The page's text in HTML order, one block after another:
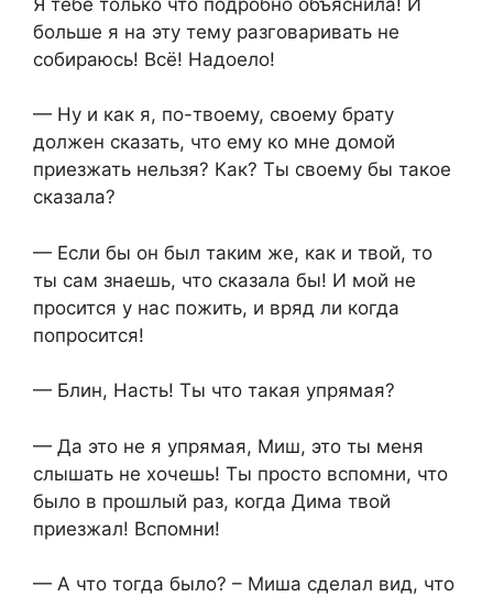
больше я на эту тему разговаривать не
собираюсь! Всё! Надоело!
— Ну и как я, по-твоему, своему брату
должен сказать, что ему ко мне домой
приезжать нельзя? Как? Ты своему бы такое
сказала?
— Если бы он был таким же, как и твой, то
ты сам знаешь, что сказала бы! И мой не
просится у нас пожить, и вряд ли когда
попросится!
— Блин, Насть! Ты что такая упрямая?
— Да это не я упрямая, Миш, это ты меня
слышать не хочешь! Ты просто вспомни, что
было в прошлый раз, когда Дима твой
приезжал! Вспомни!
— А что тогда было? – Миша сделал вид, что